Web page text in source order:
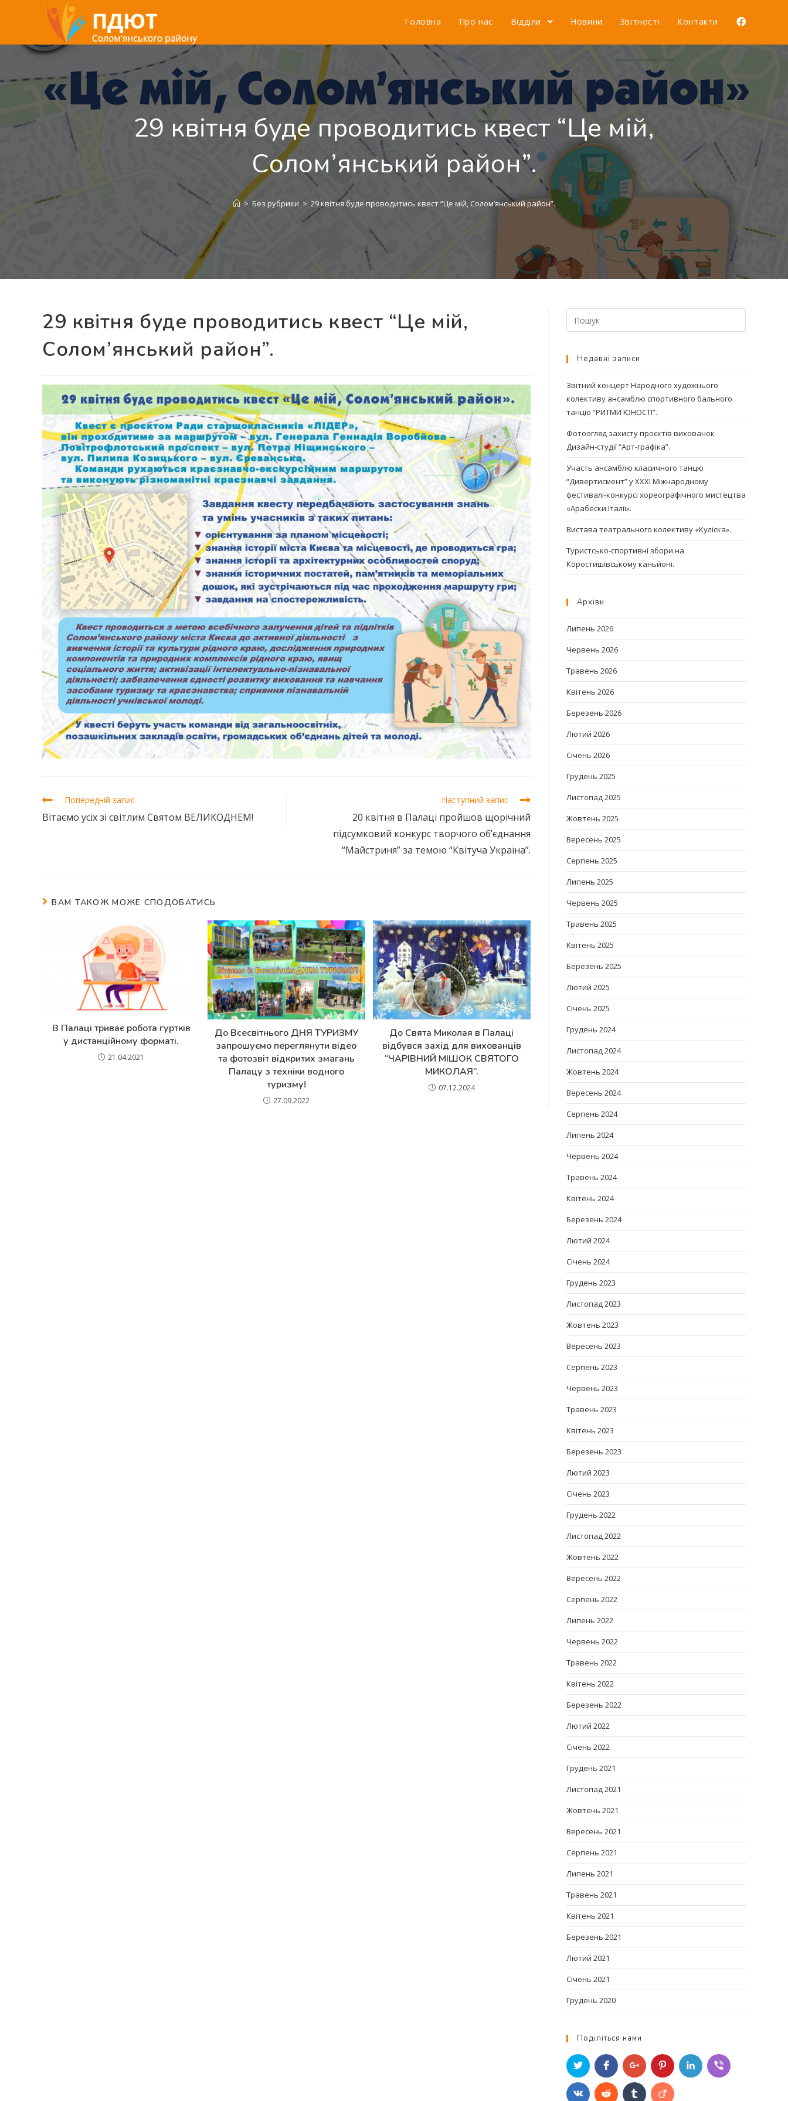
Головна Про нас Відділи Новини Звітності Контакти
29 квітня буде проводитись квест “Це мій,
Солом’янський район”.
> Без рубрики > 29 квітня буде проводитись квест “Це мій, Солом’янський район”.
29 квітня буде проводитись квест “Це мій,
Солом’янський район”.
Попередній запис
Вітаємо усіх зі світлим Святом ВЕЛИКОДНЕМ!
Наступний запис
20 квітня в Палаці пройшов щорічний
підсумковий конкурс творчого об’єднання
“Майстриня” за темою “Квітуча Україна”.
ВАМ ТАКОЖ МОЖЕ СПОДОБАТИСЬ
В Палаці триває робота гуртків
у дистанційному форматі.
21.04.2021
До Всесвітнього ДНЯ ТУРИЗМУ
запрошуємо переглянути відео
та фотозвіт відкритих змагань
Палацу з техніки водного
туризму!
27.09.2022
До Свята Миколая в Палаці
відбувся захід для вихованців
“ЧАРІВНИЙ МІШОК СВЯТОГО
МИКОЛАЯ”.
07.12.2024
Недавні записи
Звітний концерт Народного художнього
колективу ансамблю спортивного бального
танцю “РИТМИ ЮНОСТІ”.
Фотоогляд захисту проєктів вихованок
Дизайн-студії “Арт-графіка”.
Участь ансамблю класичного танцю
“Дивертисмент” у ХХХІ Міжнародному
фестивалі-конкурсі хореографічного мистецтва
«Арабески Італії».
Вистава театрального колективу «Куліска».
Туристсько-спортивні збори на
Коростишівському каньйоні.
Архіви
Липень 2026
Червень 2026
Травень 2026
Квітень 2026
Березень 2026
Лютий 2026
Січень 2026
Грудень 2025
Листопад 2025
Жовтень 2025
Вересень 2025
Серпень 2025
Липень 2025
Червень 2025
Травень 2025
Квітень 2025
Березень 2025
Лютий 2025
Січень 2025
Грудень 2024
Листопад 2024
Жовтень 2024
Вересень 2024
Серпень 2024
Липень 2024
Червень 2024
Травень 2024
Квітень 2024
Березень 2024
Лютий 2024
Січень 2024
Грудень 2023
Листопад 2023
Жовтень 2023
Вересень 2023
Серпень 2023
Червень 2023
Травень 2023
Квітень 2023
Березень 2023
Лютий 2023
Січень 2023
Грудень 2022
Листопад 2022
Жовтень 2022
Вересень 2022
Серпень 2022
Липень 2022
Червень 2022
Травень 2022
Квітень 2022
Березень 2022
Лютий 2022
Січень 2022
Грудень 2021
Листопад 2021
Жовтень 2021
Вересень 2021
Серпень 2021
Липень 2021
Травень 2021
Квітень 2021
Березень 2021
Лютий 2021
Січень 2021
Грудень 2020
Поділіться нами